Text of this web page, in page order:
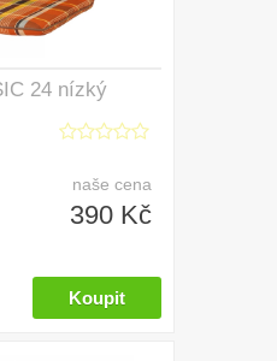
24 nízký
naše cena
390 Kč